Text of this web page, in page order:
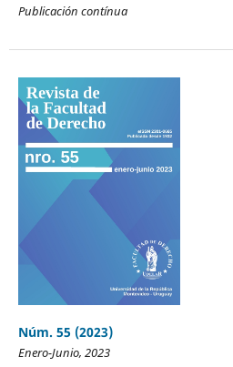
Publicación contínua
Núm. 55 (2023)
Enero-Junio, 2023